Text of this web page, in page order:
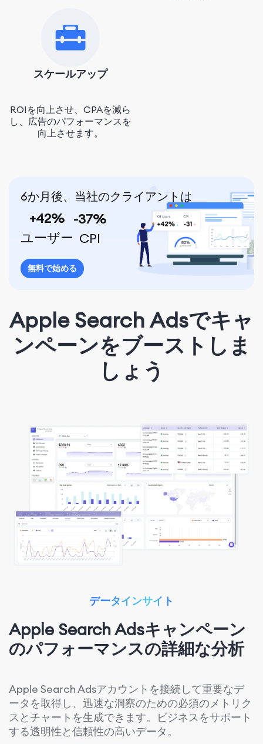
スケールアップ
ROIを向上させ、CPAを減ら
し、広告のパフォーマンスを
向上させます。
6か月後、当社のクライアントは
+42%
ユーザー
-37%
CPI
無料で始める
Apple Search Adsでキャ
ンペーンをブーストしま
しょう
データインサイト
Apple Search Adsキャンペーン
のパフォーマンスの詳細な分析
Apple Search Adsアカウントを接続して重要なデ
ータを取得し、迅速な洞察のための必須のメトリク
スとチャートを生成できます。ビジネスをサポート
する透明性と信頼性の高いデータ。